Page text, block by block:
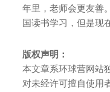
年里，老师会更友善
国读书学习，但是现
版权声明：
本文章系环球营网站
对未经许可擅自使用